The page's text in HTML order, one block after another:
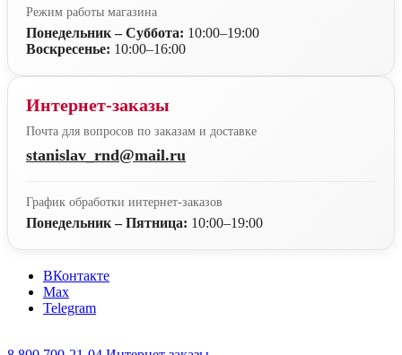
Режим работы магазина
Понедельник – Суббота: 10:00–19:00
Воскресенье: 10:00–16:00
Интернет-заказы
Почта для вопросов по заказам и доставке
stanislav_rnd@mail.ru
График обработки интернет-заказов
Понедельник – Пятница: 10:00–19:00
ВКонтакте
Max
Telegram